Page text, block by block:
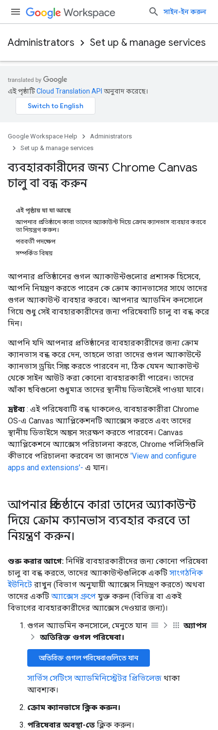
সাইন-ইন করুন
Administrators Set up & manage services
এই পৃষ্ঠাটিCloud Translation API অনুবাদ করেছে।
Google Workspace Help
Administrators
Set up & manage services
ব্যবহারকারীদের জন্য Chrome Canvas
চালু বা বন্ধ করুন
এই পৃষ্ঠায় যা যা আছে
আপনার প্রতিষ্ঠানে কারা তাদের অ্যাকাউন্ট দিয়ে ক্রোম ক্যানভাস ব্যবহার করবে
তা নিয়ন্ত্রণ করুন।
পরবর্তী পদক্ষেপ
সম্পর্কিত বিষয়
আপনার প্রতিষ্ঠানের গুগল অ্যাকাউন্টগুলোর প্রশাসক হিসেবে,
আপনি নিয়ন্ত্রণ করতে পারেন কে ক্রোম ক্যানভাসের সাথে তাদের
গুগল অ্যাকাউন্ট ব্যবহার করবে। আপনার অ্যাডমিন কনসোলে
গিয়ে শুধু সেই ব্যবহারকারীদের জন্য পরিষেবাটি চালু বা বন্ধ করে
দিন।
আপনি যদি আপনার প্রতিষ্ঠানের ব্যবহারকারীদের জন্য ক্রোম
ক্যানভাস বন্ধ করে দেন, তাহলে তারা তাদের গুগল অ্যাকাউন্টে
ক্যানভাস ড্রয়িং সিঙ্ক করতে পারবেন না, ঠিক যেমন অ্যাকাউন্ট
থেকে সাইন আউট করা কোনো ব্যবহারকারী পারেন। তাদের
আঁকা ছবিগুলো শুধুমাত্র তাদের স্থানীয় ডিভাইসেই পাওয়া যাবে।
দ্রষ্টব্য : এই পরিষেবাটি বন্ধ থাকলেও, ব্যবহারকারীরা Chrome
OS-এ Canvas অ্যাপ্লিকেশনটি অ্যাক্সেস করতে এবং তাদের
স্থানীয় ডিভাইসে অঙ্কন সংরক্ষণ করতে পারবেন। Canvas
অ্যাপ্লিকেশনে অ্যাক্সেস পরিচালনা করতে, Chrome পলিসিগুলি
কীভাবে পরিচালনা করবেন তা জানতে 'View and configure
apps and extensions'- এ যান।
আপনার প্রতিষ্ঠানে কারা তাদের অ্যাকাউন্ট
দিয়ে ক্রোম ক্যানভাস ব্যবহার করবে তা
নিয়ন্ত্রণ করুন।
শুরু করার আগে: নির্দিষ্ট ব্যবহারকারীদের জন্য কোনো পরিষেবা
চালু বা বন্ধ করতে, তাদের অ্যাকাউন্টগুলিকে একটি সাংগঠনিক
ইউনিটে রাখুন (বিভাগ অনুযায়ী অ্যাক্সেস নিয়ন্ত্রণ করতে) অথবা
তাদের একটি অ্যাক্সেস গ্রুপে যুক্ত করুন (বিভিন্ন বা একই
বিভাগের ব্যবহারকারীদের অ্যাক্সেস দেওয়ার জন্য)।
গুগল অ্যাডমিন কনসোলে, মেনুতে যান
অ্যাপস
অতিরিক্ত গুগল পরিষেবা।
অতিরিক্ত গুগল পরিষেবাগুলিতে যান
সার্ভিস সেটিংস অ্যাডমিনিস্ট্রেটর প্রিভিলেজ থাকা
আবশ্যক।
ক্রোম ক্যানভাসে ক্লিক করুন।
পরিষেবার অবস্থা-তে ক্লিক করুন।